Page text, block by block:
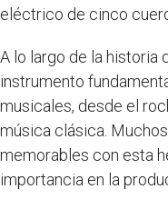
eléctrico de cinco
A lo largo de la historia
instrumento
musicales, desde el
música clásica.
memorables con esta
importancia en la